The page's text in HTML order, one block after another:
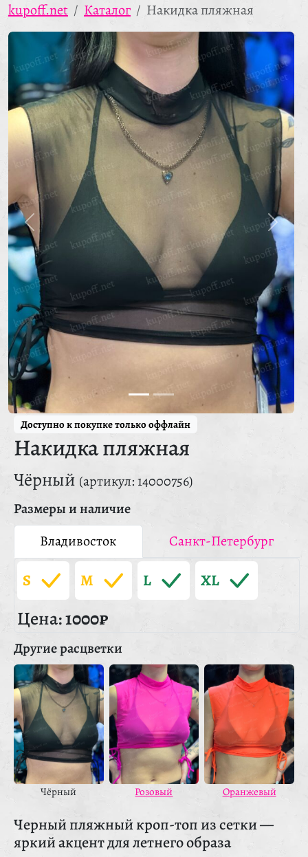
kupoff.net Каталог Накидка пляжная
Доступно к покупке только оффлайн
Накидка пляжная
Чёрный (артикул: 14000756)
Размеры и наличие
Владивосток
Санкт-Петербург
S M L XL
Цена:1000₽
Другие расцветки
Чёрный Розовый Оранжевый
Черный пляжный кроп-топ из сетки —
яркий акцент для летнего образа